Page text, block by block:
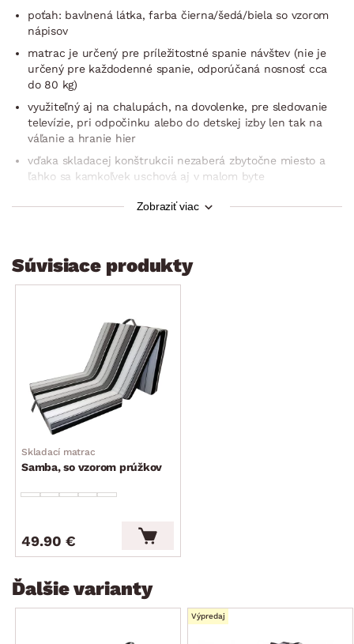
poťah: bavlnená látka, farba čierna/šedá/biela so vzorom
nápisov
matrac je určený pre príležitostné spanie návštev (nie je
určený pre každodenné spanie, odporúčaná nosnosť cca
do 80 kg)
využiteľný aj na chalupách, na dovolenke, pre sledovanie
televízie, pri odpočinku alebo do detskej izby len tak na
váľanie a hranie hier
vďaka skladacej konštrukcii nezaberá zbytočne miesto a
ľahko sa kamkoľvek uschová aj v malom byte
chýbať v žiadnej dnešnej domácnosti (teraz už nemusíte
jednoducho rozložiť a lôžko pre návštevu máte ihneď
pripravené)
rozmer pri rozložení: 190×9×70 cm
rozmer pri zložení: 63×27×70 cm
Zobraziť viac
Súvisiace produkty
Skladací matrac
Samba, so vzorom prúžkov
49.90 €
Ďalšie varianty
Výpredaj